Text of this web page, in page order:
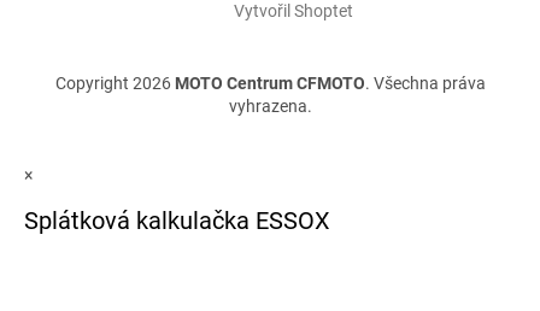
Vytvořil Shoptet
Copyright 2026 MOTO Centrum CFMOTO. Všechna práva
vyhrazena.
×
Splátková kalkulačka ESSOX